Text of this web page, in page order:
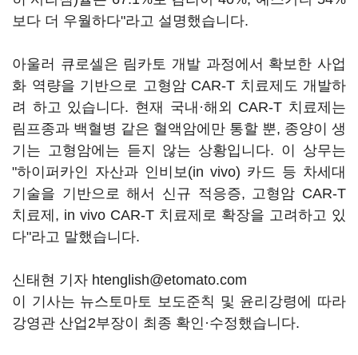
보다 더 우월하다"라고 설명했습니다.
아울러 큐로셀은 림카토 개발 과정에서 확보한 사업
화 역량을 기반으로 고형암 CAR-T 치료제도 개발하
려 하고 있습니다. 현재 국내·해외 CAR-T 치료제는
림프종과 백혈병 같은 혈액암에만 통할 뿐, 종양이 생
기는 고형암에는 듣지 않는 상황입니다. 이 상무는
"하이퍼카인 자산과 인비보(in vivo) 카드 등 차세대
기술을 기반으로 해서 신규 적응증, 고형암 CAR-T
치료제, in vivo CAR-T 치료제로 확장을 고려하고 있
다"라고 말했습니다.
신태현 기자 htenglish@etomato.com
이 기사는 뉴스토마토 보도준칙 및 윤리강령에 따라
강영관 산업2부장이 최종 확인·수정했습니다.